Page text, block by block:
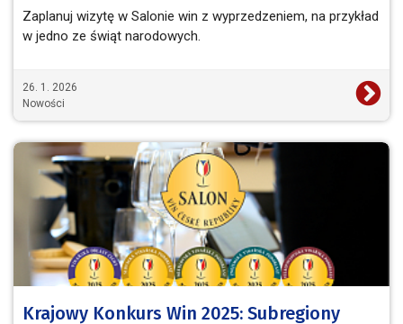
Zaplanuj wizytę w Salonie win z wyprzedzeniem, na przykład
w jedno ze świąt narodowych.
26. 1. 2026
Nowości
Krajowy Konkurs Win 2025: Subregiony